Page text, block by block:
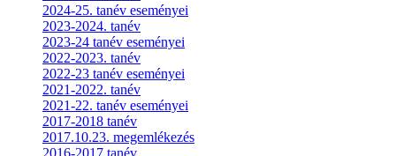
2024-25. tanév eseményei
2023-2024. tanév
2023-24 tanév eseményei
2022-2023. tanév
2022-23 tanév eseményei
2021-2022. tanév
2021-22. tanév eseményei
2017-2018 tanév
2017.10.23. megemlékezés
2016-2017 tanév